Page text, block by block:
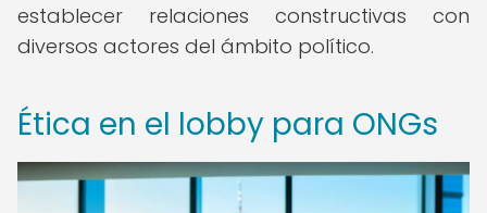
establecer relaciones constructivas con
diversos actores del ámbito político.
Ética en el lobby para ONGs